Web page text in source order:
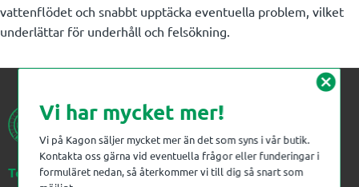
vattenflödet och snabbt upptäcka eventuella problem, vilket
underlättar för underhåll och felsökning.
Telefon:023-383 18 00
cancel
Vi har mycket mer!
Vi på Kagon säljer mycket mer än det som syns i vår butik.
Kontakta oss gärna vid eventuella frågor eller funderingar i
formuläret nedan, så återkommer vi till dig så snart som